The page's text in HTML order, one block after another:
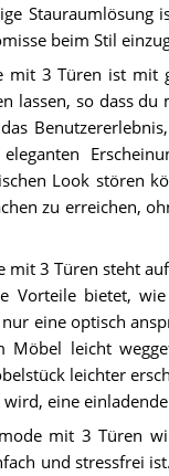
Stauraumlösung
beim Stil
mit 3 Türen ist
lassen, so dass du
Look stören
zu erreichen,
mit 3 Türen steht
Vorteile bietet,
eine optisch
Möbel leicht
leichter
eine
mit 3
und stressfrei